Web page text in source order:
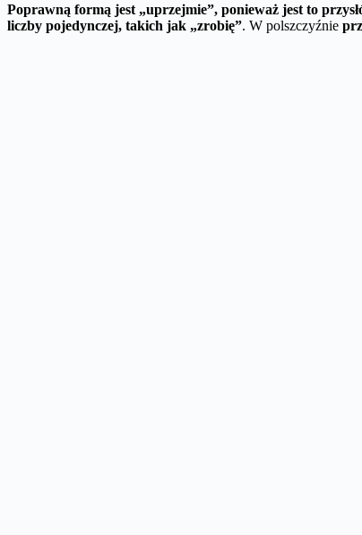
Poprawną formą jest „uprzejmie”, ponieważ jest to
liczby pojedynczej, takich jak „zrobię”. W polszczyźnie